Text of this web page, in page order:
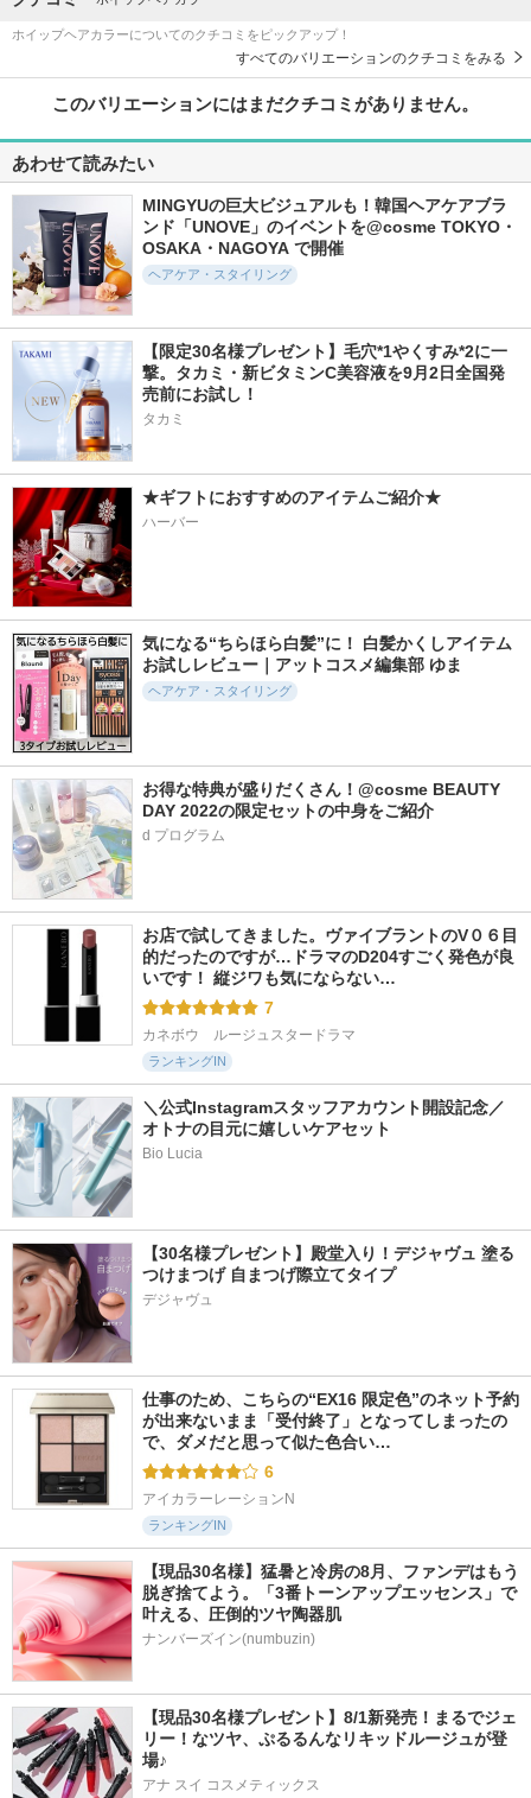
ホイップヘアカラーについてのクチコミをピックアップ！
すべてのバリエーションのクチコミをみる
このバリエーションにはまだクチコミがありません。
あわせて読みたい
MINGYUの巨大ビジュアルも！韓国ヘアケアブラ
ンド「UNOVE」のイベントを@cosme TOKYO・
OSAKA・NAGOYA で開催
ヘアケア・スタイリング
【限定30名様プレゼント】毛穴*1やくすみ*2に一
撃。タカミ・新ビタミンC美容液を9月2日全国発
売前にお試し！
タカミ
★ギフトにおすすめのアイテムご紹介★
ハーバー
気になる“ちらほら白髪”に！ 白髪かくしアイテム
お試しレビュー｜アットコスメ編集部 ゆま
ヘアケア・スタイリング
お得な特典が盛りだくさん！@cosme BEAUTY
DAY 2022の限定セットの中身をご紹介
d プログラム
お店で試してきました。ヴァイブラントのV０６目
的だったのですが…ドラマのD204すごく発色が良
いです！ 縦ジワも気にならない…
7
カネボウ　ルージュスタードラマ
ランキングIN
＼公式Instagramスタッフアカウント開設記念／
オトナの目元に嬉しいケアセット
Bio Lucia
【30名様プレゼント】殿堂入り！デジャヴュ 塗る
つけまつげ 自まつげ際立てタイプ
デジャヴュ
仕事のため、こちらの“EX16 限定色”のネット予約
が出来ないまま「受付終了」となってしまったの
で、ダメだと思って似た色合い…
6
アイカラーレーションN
ランキングIN
【現品30名様】猛暑と冷房の8月、ファンデはもう
脱ぎ捨てよう。「3番トーンアップエッセンス」で
叶える、圧倒的ツヤ陶器肌
ナンバーズイン(numbuzin)
【現品30名様プレゼント】8/1新発売！まるでジェ
リー！なツヤ、ぷるるんなリキッドルージュが登
場♪
アナ スイ コスメティックス